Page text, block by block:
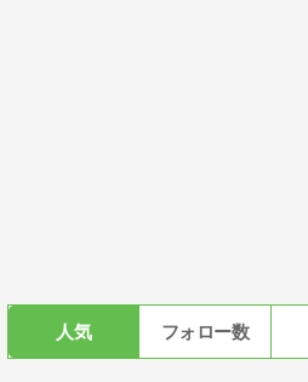
人気 フォロー数